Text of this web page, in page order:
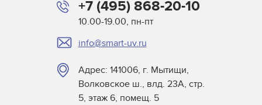
+7 (495) 868-20-10
10.00-19.00, пн-пт
info@smart-uv.ru
Адрес: 141006, г. Мытищи,
Волковское ш., влд. 23А, стр.
5, этаж 6, помещ. 5